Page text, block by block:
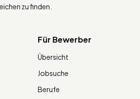
zu finden.
Für Bewerber
Übersicht
Jobsuche
Berufe